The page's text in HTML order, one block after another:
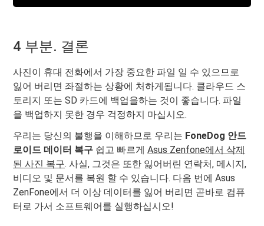
4 부분. 결론
사진이 휴대 전화에서 가장 중요한 파일 일 수 있으므로
잃어 버리면 좌절하는 상황에 처하게됩니다. 클라우드 스
토리지 또는 SD 카드에 백업을하는 것이 좋습니다. 파일
을 백업하지 못한 경우 걱정하지 마십시오.
우리는 당신의 불행을 이해하므로 우리는 FoneDog 안드
로이드 데이터 복구 쉽고 빠르게Asus Zenfone에서 삭제
된 사진 복구. 사실, 그것은 또한 잃어버린 연락처, 메시지,
비디오 및 문서를 복원 할 수 있습니다. 다음 번에 Asus
ZenFone에서 더 이상 데이터를 잃어 버리면 곧바로 컴퓨
터로 가서 소프트웨어를 실행하십시오!